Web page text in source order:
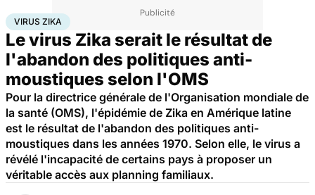
Accueil Santé Virus Zika
VIRUS ZIKA
Le virus Zika serait le résultat de
l'abandon des politiques anti-
moustiques selon l'OMS
Pour la directrice générale de l'Organisation mondiale de
la santé (OMS), l'épidémie de Zika en Amérique latine
est le résultat de l'abandon des politiques anti-
moustiques dans les années 1970. Selon elle, le virus a
révélé l'incapacité de certains pays à proposer un
véritable accès aux planning familiaux.